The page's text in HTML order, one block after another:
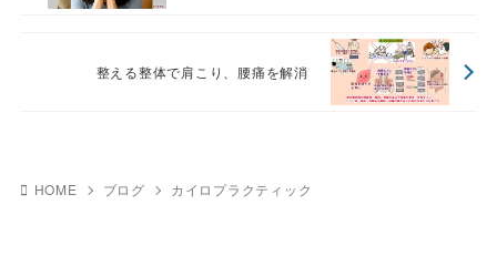
整える整体で肩こり、腰痛を解消
HOME ブログ カイロプラクティック